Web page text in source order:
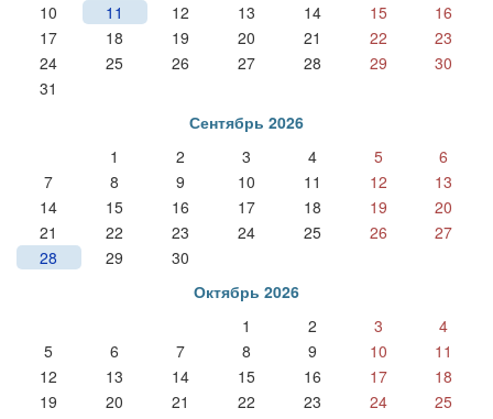
10
11 12 13 14 15
16
17
18 19 20 21 22
23
24
25 26 27 28 29
30
31
Сентябрь 2026
1
2 3 4 5
6
7
8 9 10 11 12
13
14
15 16 17 18 19
20
21
22 23 24 25 26
27
28
29
30
Октябрь 2026
1
2 3
4
5
6 7 8 9 10
11
12
13 14 15 16 17
18
19
20 21 22 23 24
25